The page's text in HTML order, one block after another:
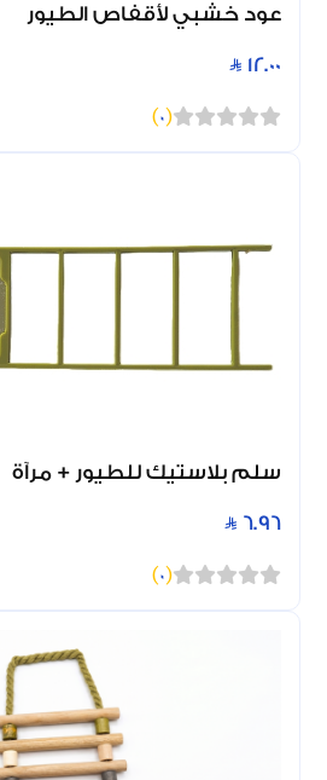
عود خشبي لأقفاص الطيور
12.00
(
0
)
سلم بلاستيك للطيور + مرآة
6.96
(
0
)